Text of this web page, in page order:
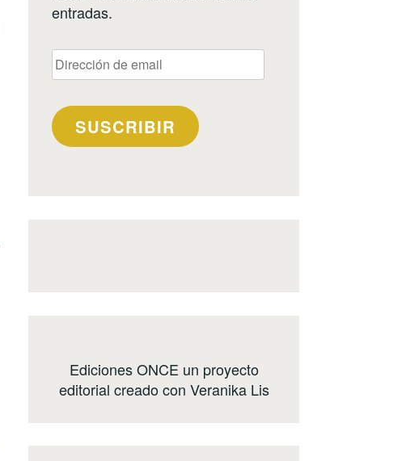
entradas.
Dirección
de
SUSCRIBIR
Ediciones ONCE un proyecto
editorial creado con Veranika Lis